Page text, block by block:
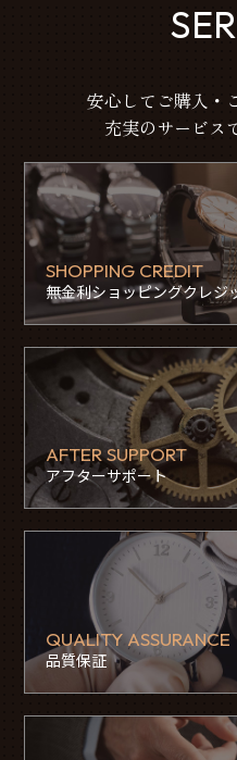
安心してご購入・
充実のサービス
SHOPPING CREDIT
無金利ショッピングクレジ
AFTER SUPPORT
アフターサポート
QUALITY ASSURANCE
品質保証